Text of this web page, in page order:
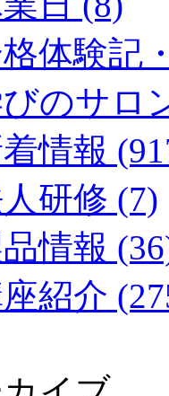
体験記
のサロ
情報
研修 (7)
情報
紹介